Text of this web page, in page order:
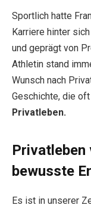
Sportlich hatte
Karriere hinter
und geprägt von
Athletin stand
Wunsch nach
Geschichte, die
Privatleben.
Privatleben
bewusste
Es ist in unserer